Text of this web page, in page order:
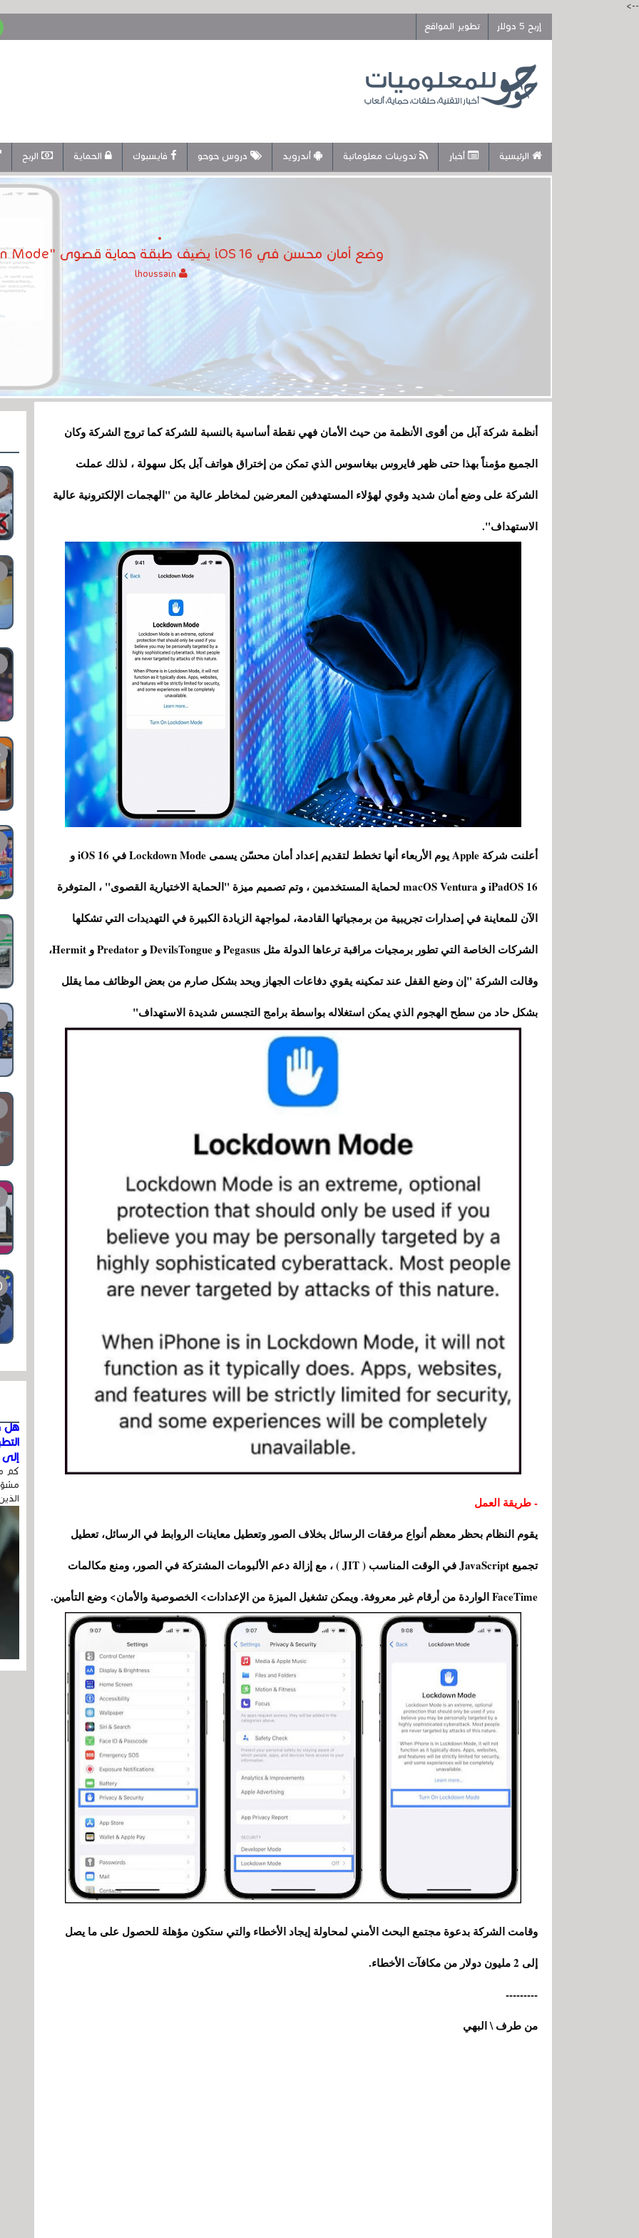
-->
إربح 5 دولار
تطوير المواقع
الرئيسية أخبار تدوينات معلوماتية أندرويد دروس حوحو فايسبوك الحماية الربح
وضع أمان محسن في iOS 16 يضيف طبقة حماية قصوى "Lockdown Mode"
أنظمة شركة آبل من أقوى الأنظمة من حيث الأمان فهي نقطة أساسية بالنسبة للشركة كما تروج الشركة وكان
الجميع مؤمناً بهذا حتى ظهر فايروس بيغاسوس الذي تمكن من إختراق هواتف آبل بكل سهولة ، لذلك عملت
الشركة على وضع أمان شديد وقوي لهؤلاء المستهدفين المعرضين لمخاطر عالية من "الهجمات الإلكترونية عالية
الاستهداف".
أعلنت شركة Apple يوم الأربعاء أنها تخطط لتقديم إعداد أمان محسّن يسمى Lockdown Mode في iOS 16 و
iPadOS 16 و macOS Ventura لحماية المستخدمين ، وتم تصميم ميزة "الحماية الاختيارية القصوى" ، المتوفرة
الآن للمعاينة في إصدارات تجريبية من برمجياتها القادمة، لمواجهة الزيادة الكبيرة في التهديدات التي تشكلها
الشركات الخاصة التي تطور برمجيات مراقبة ترعاها الدولة مثل Pegasus و DevilsTongue و Predator و Hermit،
وقالت الشركة "إن وضع القفل عند تمكينه يقوي دفاعات الجهاز ويحد بشكل صارم من بعض الوظائف مما يقلل
بشكل حاد من سطح الهجوم الذي يمكن استغلاله بواسطة برامج التجسس شديدة الاستهداف"
- طريقة العمل
يقوم النظام بحظر معظم أنواع مرفقات الرسائل بخلاف الصور وتعطيل معاينات الروابط في الرسائل، تعطيل
تجميع JavaScript في الوقت المناسب ( JIT ) ، مع إزالة دعم الألبومات المشتركة في الصور، ومنع مكالمات
FaceTime الواردة من أرقام غير معروفة. ويمكن تشغيل الميزة من الإعدادات> الخصوصية والأمان> وضع التأمين.
وقامت الشركة بدعوة مجتمع البحث الأمني لمحاولة إيجاد الأخطاء والتي ستكون مؤهلة للحصول على ما يصل
إلى 2 مليون دولار من مكافآت الأخطاء.
---------
من طرف \ البهي
هل
إلى
كم